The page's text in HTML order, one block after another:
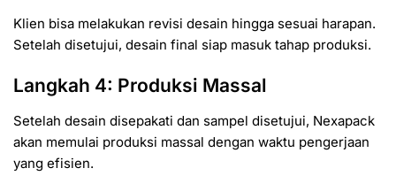
Klien bisa melakukan revisi desain hingga sesuai harapan.
Setelah disetujui, desain final siap masuk tahap produksi.
Langkah 4: Produksi Massal
Setelah desain disepakati dan sampel disetujui, Nexapack
akan memulai produksi massal dengan waktu pengerjaan
yang efisien.